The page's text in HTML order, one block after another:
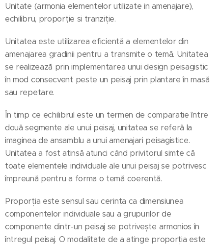
Unitate (armonia elementelor utilizate in amenajare),
echilibru, proporţie si tranziție.
Unitatea este utilizarea eficientă a elementelor din
amenajarea gradinii pentru a transmite o temă. Unitatea
se realizează prin implementarea unui design peisagistic
în mod consecvent peste un peisaj prin plantare în masă
sau repetare.
În timp ce echilibrul este un termen de comparație între
două segmente ale unui peisaj, unitatea se referă la
imaginea de ansamblu a unui amenajari peisagistice.
Unitatea a fost atinsă atunci când privitorul simte că
toate elementele individuale ale unui peisaj se potrivesc
împreună pentru a forma o temă coerentă.
Proporția este sensul sau cerința ca dimensiunea
componentelor individuale sau a grupurilor de
componente dintr-un peisaj se potrivește armonios în
întregul peisaj. O modalitate de a atinge proporția este